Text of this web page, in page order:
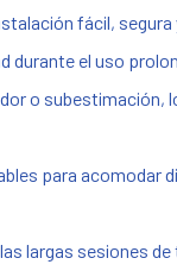
fácil,
durante el uso
o subestimación,
para acomodar
largas sesiones de